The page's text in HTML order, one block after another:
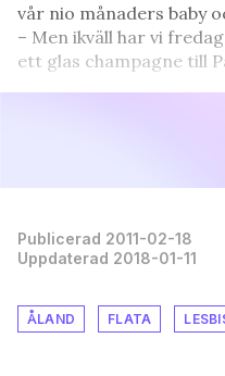
vår nio månaders baby
– Men ikväll har vi
ett glas champagne till
Publicerad 2011-02-18
Uppdaterad 2018-01-11
ÅLAND FLATA